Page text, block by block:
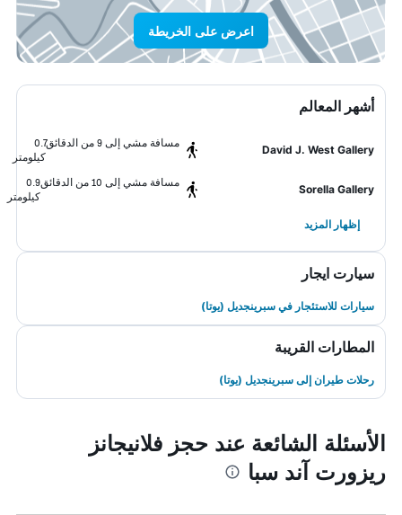
اعرض على الخريطة
أشهر المعالم
David J. West Gallery
مسافة مشي إلى 9 من الدقائق
0.7
كيلومتر
Sorella Gallery
مسافة مشي إلى 10 من الدقائق
0.9
كيلومتر
إظهار المزيد
سيارت ايجار
سيارات للاستئجار في سبرينجديل (يوتا)
المطارات القريبة
رحلات طيران إلى سبرينجديل (يوتا)
الأسئلة الشائعة عند حجز فلانيجانز
ريزورت آند سبا